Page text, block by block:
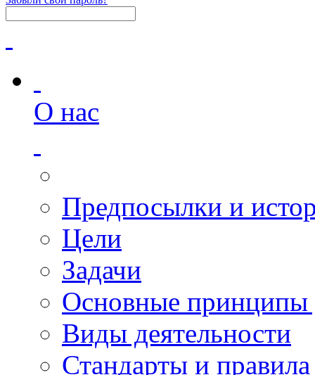
О нас
Предпосылки и
Цели
Задачи
Основные принципы
Виды деятельности
Стандарты и